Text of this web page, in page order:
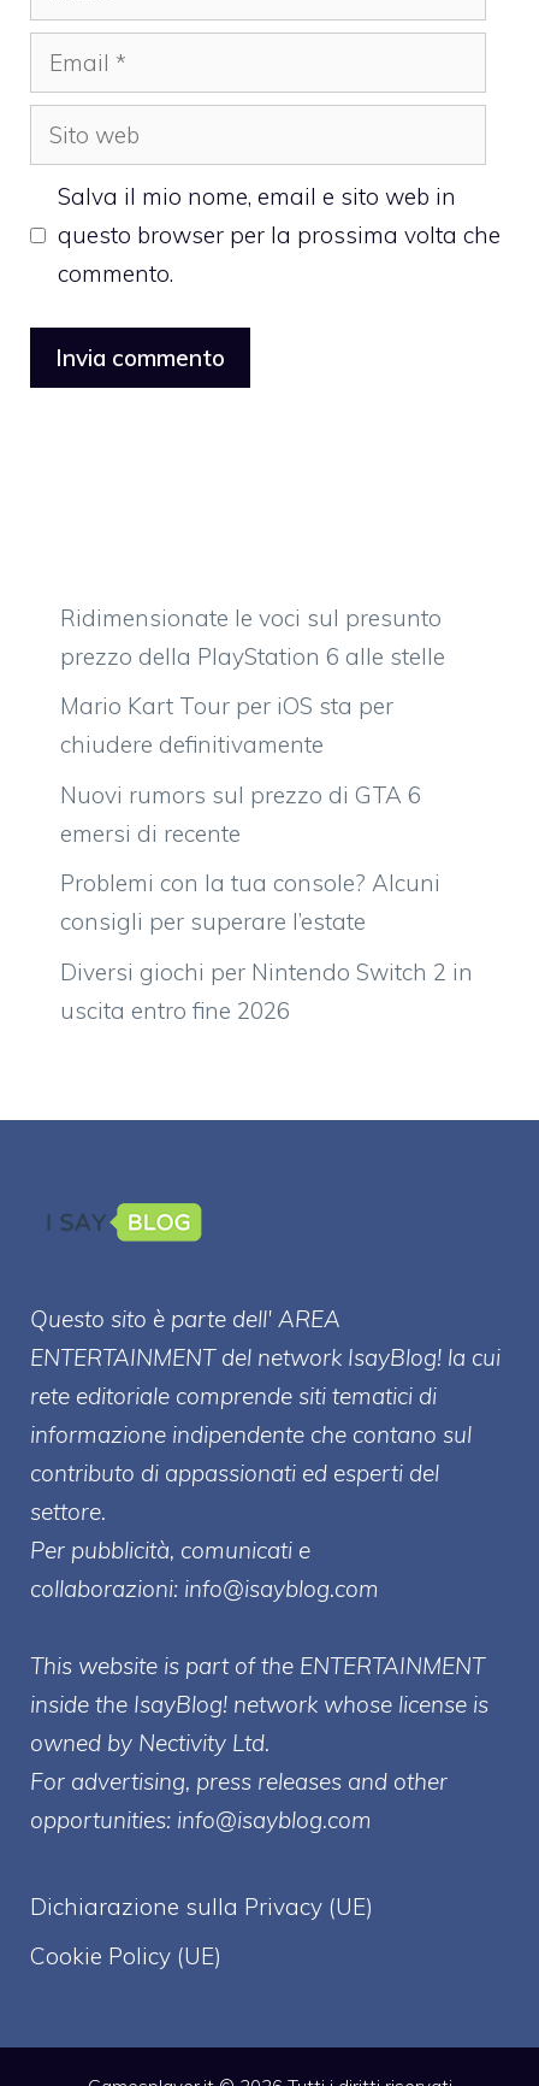
Email
Sito
web
Salva il mio nome, email e sito web in
questo browser per la prossima volta che
commento.
Ridimensionate le voci sul presunto
prezzo della PlayStation 6 alle stelle
Mario Kart Tour per iOS sta per
chiudere definitivamente
Nuovi rumors sul prezzo di GTA 6
emersi di recente
Problemi con la tua console? Alcuni
consigli per superare l’estate
Diversi giochi per Nintendo Switch 2 in
uscita entro fine 2026
Questo sito è parte dell' AREA
ENTERTAINMENT del network IsayBlog! la cui
rete editoriale comprende siti tematici di
informazione indipendente che contano sul
contributo di appassionati ed esperti del
settore.
Per pubblicità, comunicati e
collaborazioni: info@isayblog.com
This website is part of the ENTERTAINMENT
inside the IsayBlog! network whose license is
owned by Nectivity Ltd.
For advertising, press releases and other
opportunities: info@isayblog.com
Dichiarazione sulla Privacy (UE)
Cookie Policy (UE)